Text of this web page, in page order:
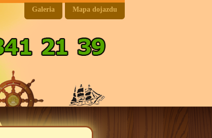
Mapa dojazdu
Galeria